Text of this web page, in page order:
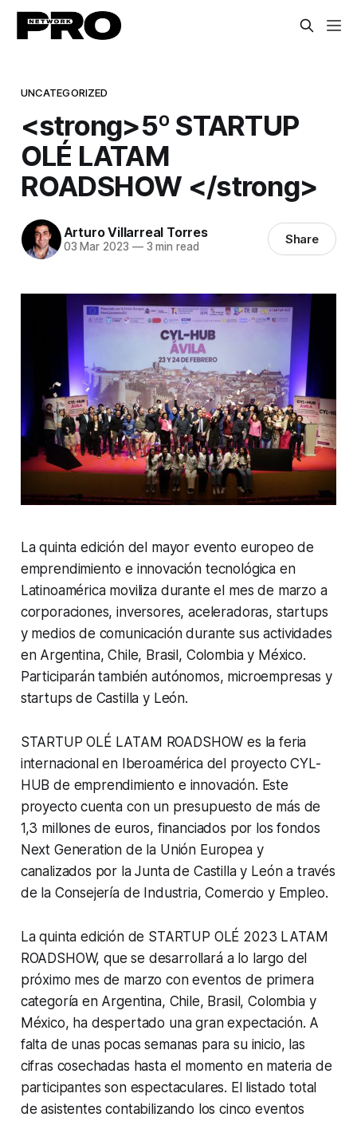
UNCATEGORIZED
<strong>5º STARTUP
OLÉ LATAM
ROADSHOW </strong>
Arturo Villarreal Torres
03 Mar 2023 —3 min read Share
La quinta edición del mayor evento europeo de
emprendimiento e innovación tecnológica en
Latinoamérica moviliza durante el mes de marzo a
corporaciones, inversores, aceleradoras, startups
y medios de comunicación durante sus actividades
en Argentina, Chile, Brasil, Colombia y México.
Participarán también autónomos, microempresas y
startups de Castilla y León.
STARTUP OLÉ LATAM ROADSHOW es la feria
internacional en Iberoamérica del proyecto CYL-
HUB de emprendimiento e innovación. Este
proyecto cuenta con un presupuesto de más de
1,3 millones de euros, financiados por los fondos
Next Generation de la Unión Europea y
canalizados por la Junta de Castilla y León a través
de la Consejería de Industria, Comercio y Empleo.
La quinta edición de STARTUP OLÉ 2023 LATAM
ROADSHOW, que se desarrollará a lo largo del
próximo mes de marzo con eventos de primera
categoría en Argentina, Chile, Brasil, Colombia y
México, ha despertado una gran expectación. A
falta de unas pocas semanas para su inicio, las
cifras cosechadas hasta el momento en materia de
participantes son espectaculares. El listado total
de asistentes contabilizando los cinco eventos